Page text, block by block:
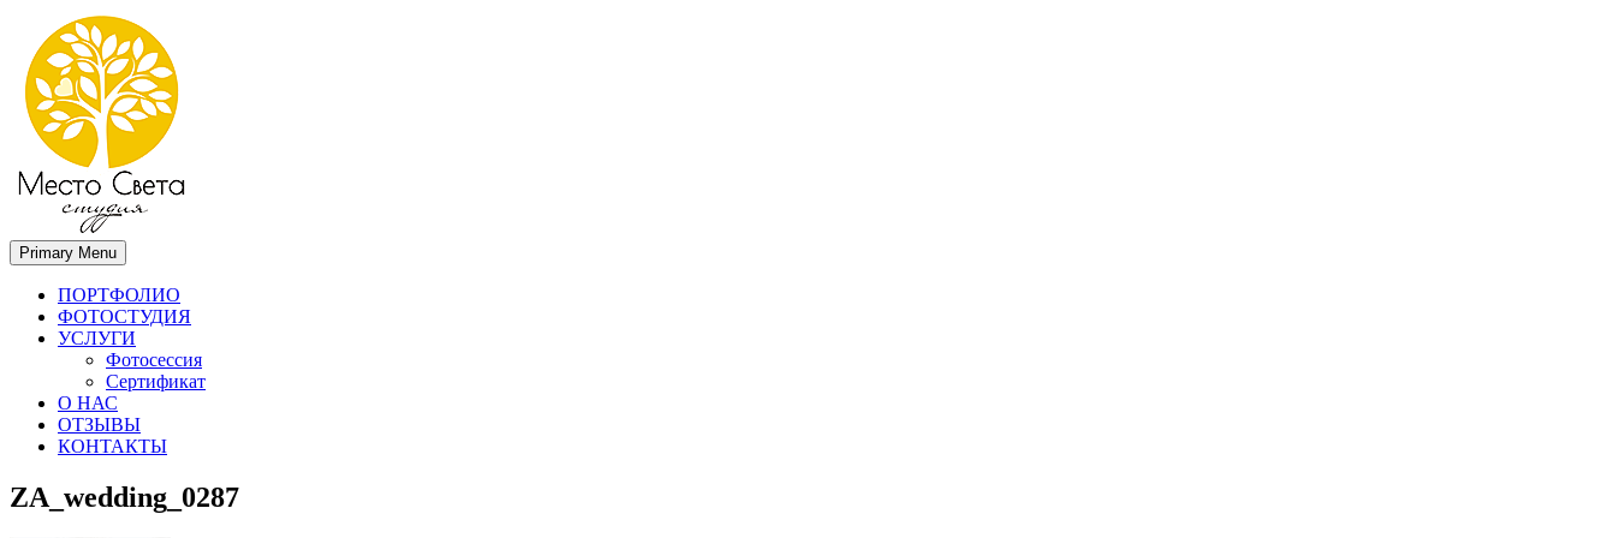
Место света. Свадебный фотограф в Орле Апальков Вячеслав
Свадебный фотограф в Орле
Primary Menu
ПОРТФОЛИО
ФОТОСТУДИЯ
УСЛУГИ
Фотосессия
Сертификат
О НАС
ОТЗЫВЫ
КОНТАКТЫ
ZA_wedding_0287